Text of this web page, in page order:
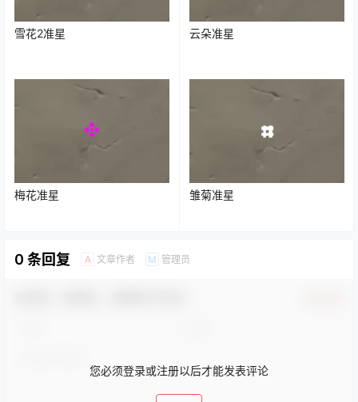
雪花2准星 云朵准星
梅花准星 雏菊准星
0 条回复 A 文章作者 M 管理员
您必须登录或注册以后才能发表评论